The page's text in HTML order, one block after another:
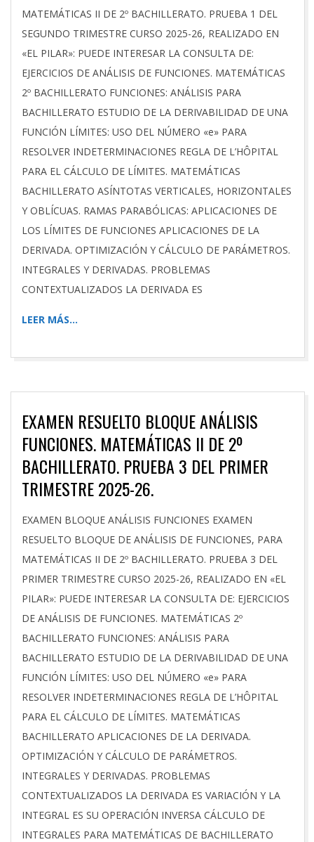
MATEMÁTICAS II DE 2º BACHILLERATO. PRUEBA 1 DEL
SEGUNDO TRIMESTRE CURSO 2025-26, REALIZADO EN
«EL PILAR»: PUEDE INTERESAR LA CONSULTA DE:
EJERCICIOS DE ANÁLISIS DE FUNCIONES. MATEMÁTICAS
2º BACHILLERATO FUNCIONES: ANÁLISIS PARA
BACHILLERATO ESTUDIO DE LA DERIVABILIDAD DE UNA
FUNCIÓN LÍMITES: USO DEL NÚMERO «e» PARA
RESOLVER INDETERMINACIONES REGLA DE L’HÔPITAL
PARA EL CÁLCULO DE LÍMITES. MATEMÁTICAS
BACHILLERATO ASÍNTOTAS VERTICALES, HORIZONTALES
Y OBLÍCUAS. RAMAS PARABÓLICAS: APLICACIONES DE
LOS LÍMITES DE FUNCIONES APLICACIONES DE LA
DERIVADA. OPTIMIZACIÓN Y CÁLCULO DE PARÁMETROS.
INTEGRALES Y DERIVADAS. PROBLEMAS
CONTEXTUALIZADOS LA DERIVADA ES
LEER MÁS…
EXAMEN RESUELTO BLOQUE ANÁLISIS
FUNCIONES. MATEMÁTICAS II DE 2º
BACHILLERATO. PRUEBA 3 DEL PRIMER
TRIMESTRE 2025-26.
2025-
11-
19
EXAMEN BLOQUE ANÁLISIS FUNCIONES EXAMEN
RESUELTO BLOQUE DE ANÁLISIS DE FUNCIONES, PARA
MATEMÁTICAS II DE 2º BACHILLERATO. PRUEBA 3 DEL
PRIMER TRIMESTRE CURSO 2025-26, REALIZADO EN «EL
PILAR»: PUEDE INTERESAR LA CONSULTA DE: EJERCICIOS
DE ANÁLISIS DE FUNCIONES. MATEMÁTICAS 2º
BACHILLERATO FUNCIONES: ANÁLISIS PARA
BACHILLERATO ESTUDIO DE LA DERIVABILIDAD DE UNA
FUNCIÓN LÍMITES: USO DEL NÚMERO «e» PARA
RESOLVER INDETERMINACIONES REGLA DE L’HÔPITAL
PARA EL CÁLCULO DE LÍMITES. MATEMÁTICAS
BACHILLERATO APLICACIONES DE LA DERIVADA.
OPTIMIZACIÓN Y CÁLCULO DE PARÁMETROS.
INTEGRALES Y DERIVADAS. PROBLEMAS
CONTEXTUALIZADOS LA DERIVADA ES VARIACIÓN Y LA
INTEGRAL ES SU OPERACIÓN INVERSA CÁLCULO DE
INTEGRALES PARA MATEMÁTICAS DE BACHILLERATO